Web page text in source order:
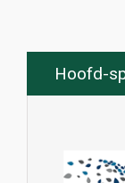
Hoofd-